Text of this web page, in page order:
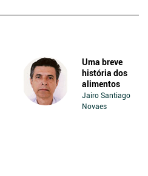
Uma breve
história dos
alimentos
Jairo Santiago
Novaes